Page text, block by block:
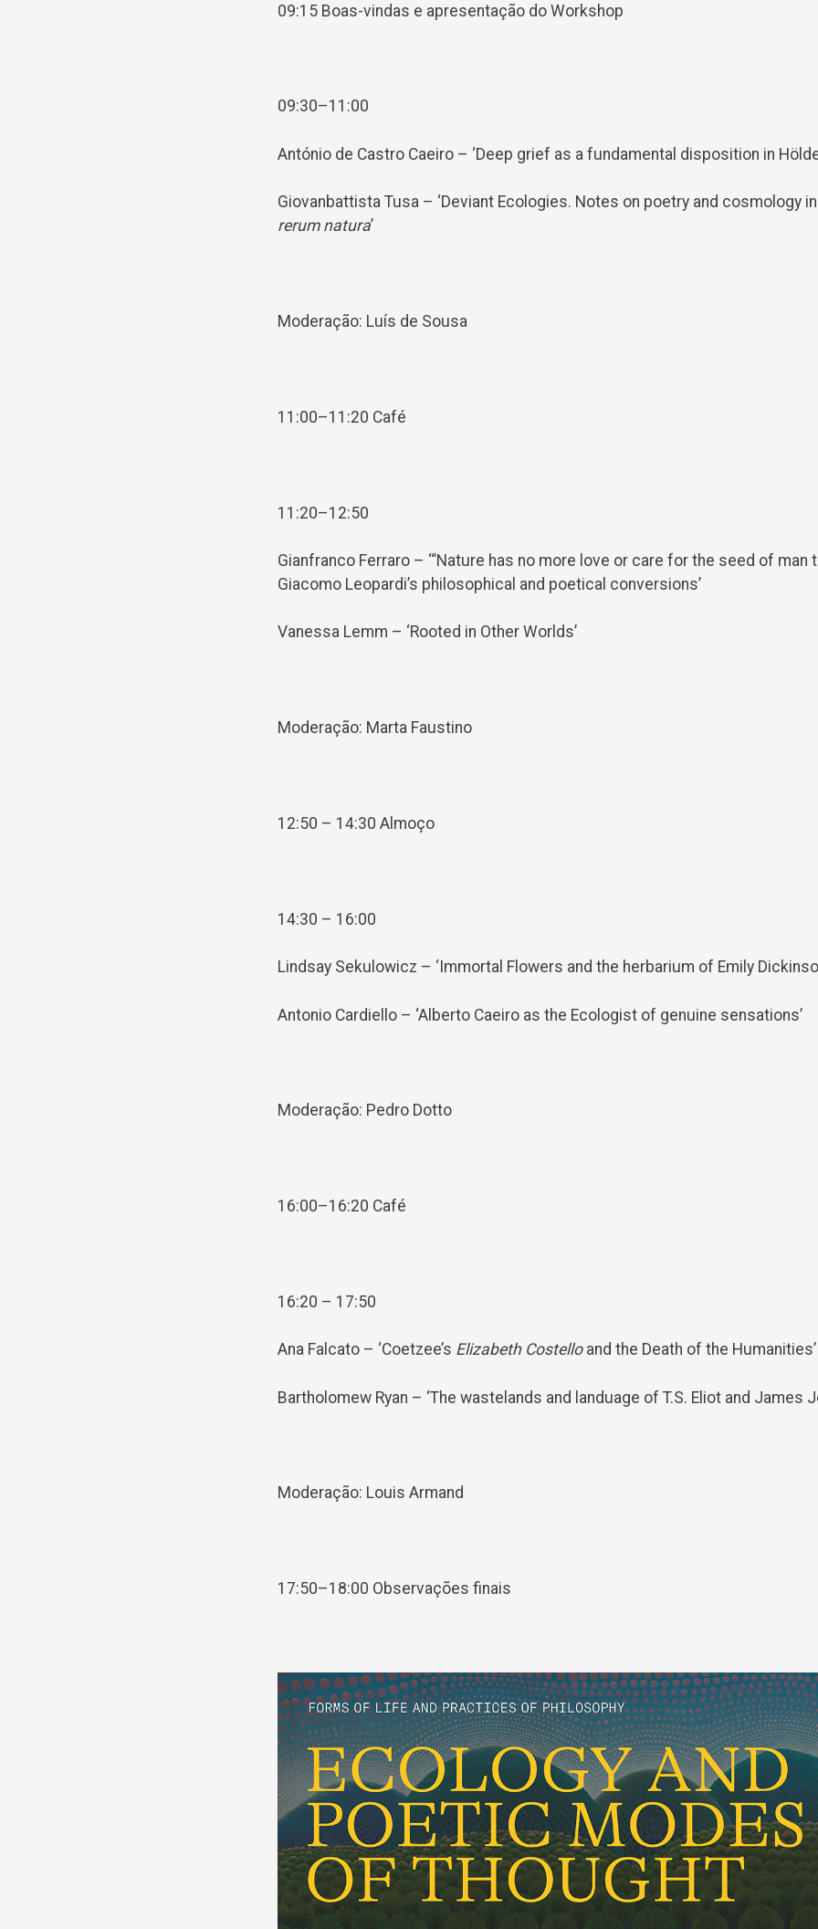
09:15 Boas-vindas e apresentação do Workshop
09:30–11:00
António de Castro Caeiro – ‘Deep grief as a fundamental disposition in
Giovanbattista Tusa – ‘Deviant Ecologies. Notes on poetry and cosmology
rerum natura’
Moderação: Luís de Sousa
11:00–11:20 Café
11:20–12:50
Gianfranco Ferraro – ‘“Nature has no more love or care for the seed of man
Giacomo Leopardi’s philosophical and poetical conversions’
Vanessa Lemm – ‘Rooted in Other Worlds’
Moderação: Marta Faustino
12:50 – 14:30 Almoço
14:30 – 16:00
Lindsay Sekulowicz – ‘Immortal Flowers and the herbarium of Emily
Antonio Cardiello – ‘Alberto Caeiro as the Ecologist of genuine sensations’
Moderação: Pedro Dotto
16:00–16:20 Café
16:20 – 17:50
Ana Falcato – ‘Coetzee’s Elizabeth Costelloand the Death of the Humanities’
Bartholomew Ryan – ‘The wastelands and landuage of T.S. Eliot and James
Moderação: Louis Armand
17:50–18:00 Observações finais